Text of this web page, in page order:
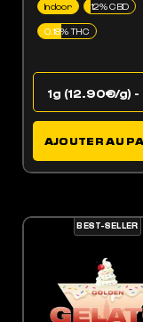
AJOUTER AU
Indoor 12% CBD
0.18% THC
BEST-SELLER
OPTIONS PEUVENT ÊTRE
PRODUIT A PLUSIEURS